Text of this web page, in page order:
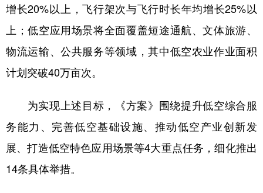
增长20%以上，飞行架次与飞行时长年均增长25%以
上；低空应用场景将全面覆盖短途通航、文体旅游、
物流运输、公共服务等领域，其中低空农业作业面积
计划突破40万亩次。
为实现上述目标，《方案》围绕提升低空综合服
务能力、完善低空基础设施、推动低空产业创新发
展、打造低空特色应用场景等4大重点任务，细化推出
14条具体举措。